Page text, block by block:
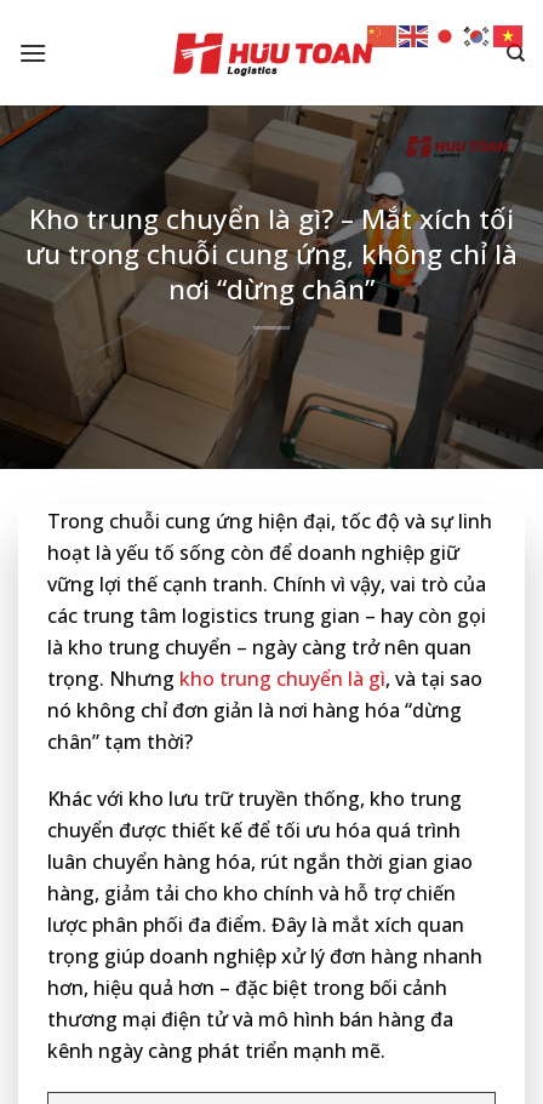
Kho trung chuyển là gì? – Mắt xích tối
ưu trong chuỗi cung ứng, không chỉ là
nơi “dừng chân”
Trong chuỗi cung ứng hiện đại, tốc độ và sự linh
hoạt là yếu tố sống còn để doanh nghiệp giữ
vững lợi thế cạnh tranh. Chính vì vậy, vai trò của
các trung tâm logistics trung gian – hay còn gọi
là kho trung chuyển – ngày càng trở nên quan
trọng. Nhưng kho trung chuyển là gì, và tại sao
nó không chỉ đơn giản là nơi hàng hóa “dừng
chân” tạm thời?
Khác với kho lưu trữ truyền thống, kho trung
chuyển được thiết kế để tối ưu hóa quá trình
luân chuyển hàng hóa, rút ngắn thời gian giao
hàng, giảm tải cho kho chính và hỗ trợ chiến
lược phân phối đa điểm. Đây là mắt xích quan
trọng giúp doanh nghiệp xử lý đơn hàng nhanh
hơn, hiệu quả hơn – đặc biệt trong bối cảnh
thương mại điện tử và mô hình bán hàng đa
kênh ngày càng phát triển mạnh mẽ.